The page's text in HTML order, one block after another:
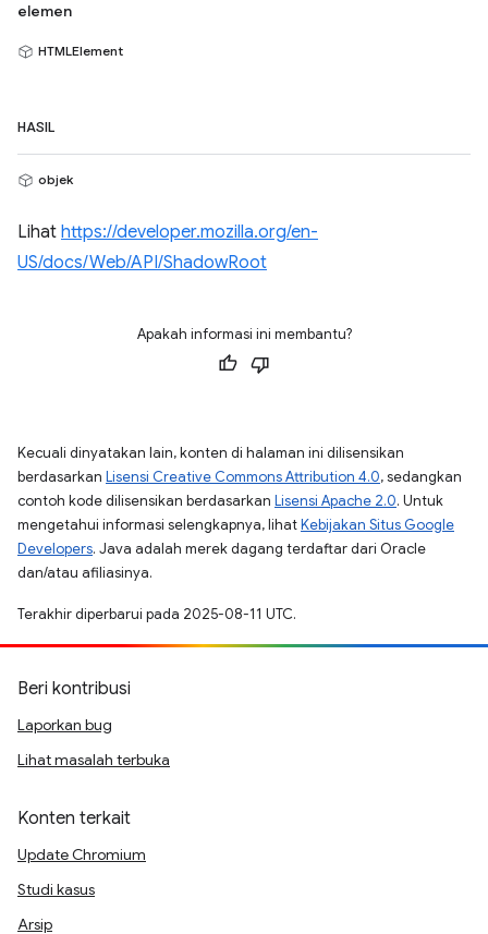
elemen
HTMLElement
HASIL
objek
Lihat https://developer.mozilla.org/en-
US/docs/Web/API/ShadowRoot
Apakah informasi ini membantu?
Kecuali dinyatakan lain, konten di halaman ini dilisensikan
berdasarkan Lisensi Creative Commons Attribution 4.0, sedangkan
contoh kode dilisensikan berdasarkan Lisensi Apache 2.0. Untuk
mengetahui informasi selengkapnya, lihatKebijakan Situs Google
Developers. Java adalah merek dagang terdaftar dari Oracle
dan/atau afiliasinya.
Terakhir diperbarui pada 2025-08-11 UTC.
Beri kontribusi
Laporkan bug
Lihat masalah terbuka
Konten terkait
Update Chromium
Studi kasus
Arsip